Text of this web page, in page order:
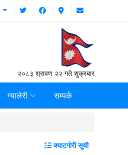
२०८३ श्रावण २२ गते शुक्रबार
ग्यालेरी सम्पर्क
क्याटगोरी सूची